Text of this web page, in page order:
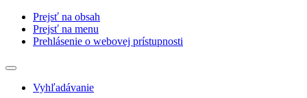
Prejsť na obsah
Prejsť na menu
Prehlásenie o webovej prístupnosti
Vyhľadávanie